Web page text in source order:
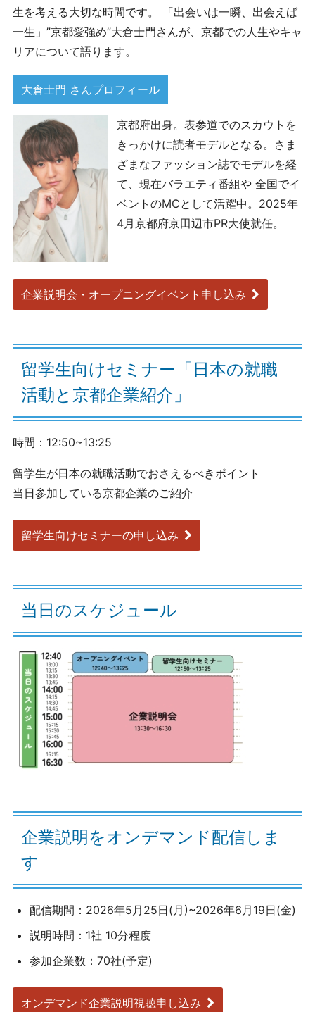
生を考える大切な時間です。 「出会いは一瞬、出会えば
一生」”京都愛強め”大倉士門さんが、京都での人生やキャ
リアについて語ります。
大倉士門 さんプロフィール
京都府出身。表参道でのスカウトを
きっかけに読者モデルとなる。さま
ざまなファッション誌でモデルを経
て、現在バラエティ番組や 全国でイ
ベントのMCとして活躍中。2025年
4月京都府京田辺市PR大使就任。
企業説明会・オープニングイベント申し込み
留学生向けセミナー「日本の就職
活動と京都企業紹介」
時間：12:50~13:25
留学生が日本の就職活動でおさえるべきポイント
当日参加している京都企業のご紹介
留学生向けセミナーの申し込み
当日のスケジュール
企業説明をオンデマンド配信しま
す
配信期間：2026年5月25日(月)~2026年6月19日(金)
説明時間：1社 10分程度
参加企業数：70社(予定)
オンデマンド企業説明視聴申し込み